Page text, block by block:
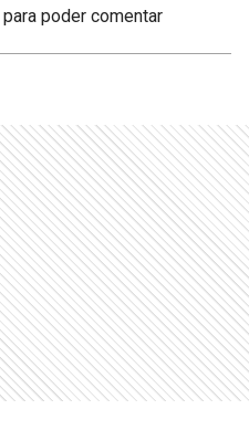
para poder comentar